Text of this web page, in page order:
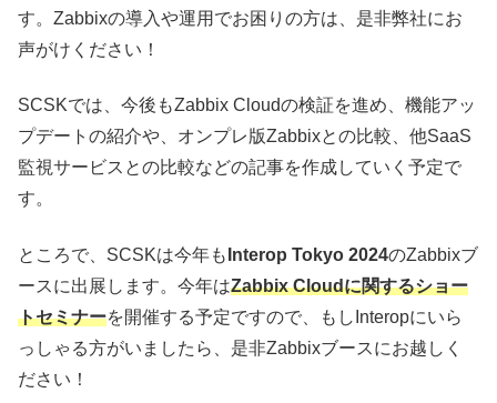
す。Zabbixの導入や運用でお困りの方は、是非弊社にお
声がけください！
SCSKでは、今後もZabbix Cloudの検証を進め、機能アッ
プデートの紹介や、オンプレ版Zabbixとの比較、他SaaS
監視サービスとの比較などの記事を作成していく予定で
す。
ところで、SCSKは今年も Interop Tokyo 2024のZabbixブ
ースに出展します。今年はZabbix Cloudに関するショー
トセミナーを開催する予定ですので、もしInteropにいら
っしゃる方がいましたら、是非Zabbixブースにお越しく
ださい！